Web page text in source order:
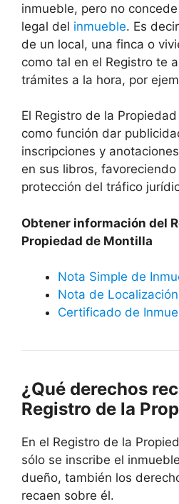
inmueble, pero no
legal del inmueble. Es
de un local, una finca o
como tal en el Registro te
trámites a la hora, por
El Registro de la
como función dar
inscripciones y
en sus libros,
protección del tráfico
Obtener información del
Propiedad de Montilla
Nota Simple de
Nota de
Certificado de
¿Qué derechos
Registro de la
En el Registro de la
sólo se inscribe el
dueño, también los
recaen sobre él.